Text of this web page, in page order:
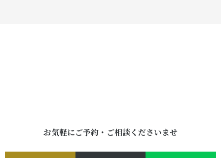
お気軽にご予約・ご相談くださいませ